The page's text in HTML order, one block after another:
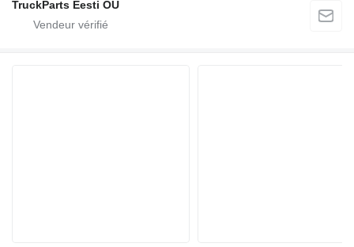
TruckParts Eesti OÜ